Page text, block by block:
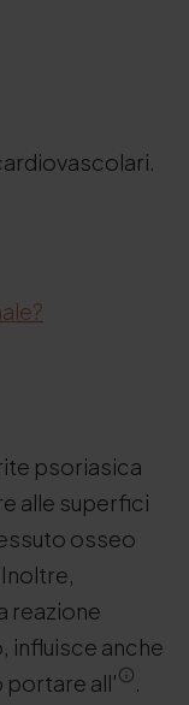
psoriasica
alle superfici
osseo
reazione
influisce anche
portare all'
.